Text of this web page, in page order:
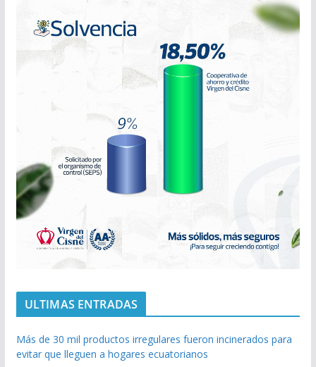
ULTIMAS ENTRADAS
Más de 30 mil productos irregulares fueron incinerados para
evitar que lleguen a hogares ecuatorianos